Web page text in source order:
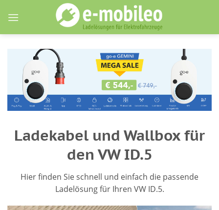
Ladekabel und Wallbox für
den VW ID.5
Hier finden Sie schnell und einfach die passende
Ladelösung für Ihren VW ID.5.